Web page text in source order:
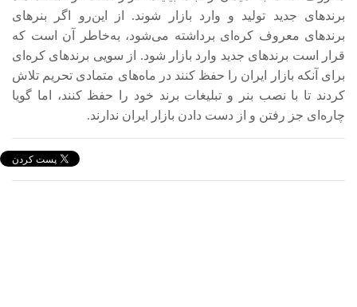
برندهای جدید تولید و وارد بازار شوند. از این‌رو اگر بنرهای
برندهای معروف کره‌ای برداشته می‌شود، به‌خاطر آن است که
قرار است برندهای جدید وارد بازار شود. از سویی برندهای کره‌ای
برای آنکه بازار ایران را حفظ کنند در ماه‌های متمادی تحریم تلاش
کردند تا با نصب بنر و تبلیغات برند خود را حفظ کنند، اما گویا
چاره‌ای جز رفتن و از دست دادن بازار ایران ندارند.